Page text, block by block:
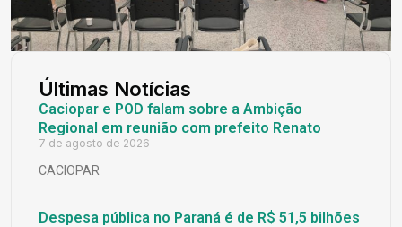
Últimas Notícias
Caciopar e POD falam sobre a Ambição
Regional em reunião com prefeito Renato
7 de agosto de 2026
CACIOPAR
Despesa pública no Paraná é de R$ 51,5 bilhões